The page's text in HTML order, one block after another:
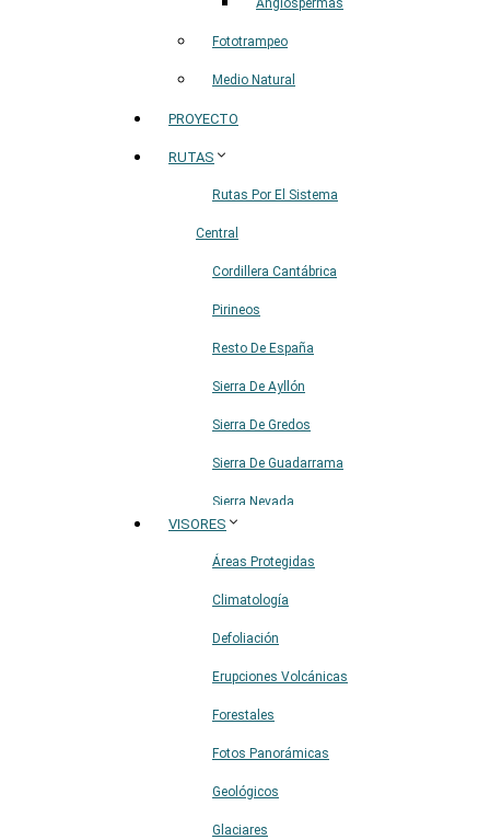
Angiospermas
Fototrampeo
Medio Natural
PROYECTO
RUTAS
Rutas Por El Sistema
Central
Cordillera Cantábrica
Pirineos
Resto De España
Sierra De Ayllón
Sierra De Gredos
Sierra De Guadarrama
Sierra Nevada
VISORES
Áreas Protegidas
Climatología
Defoliación
Erupciones Volcánicas
Forestales
Fotos Panorámicas
Geológicos
Glaciares